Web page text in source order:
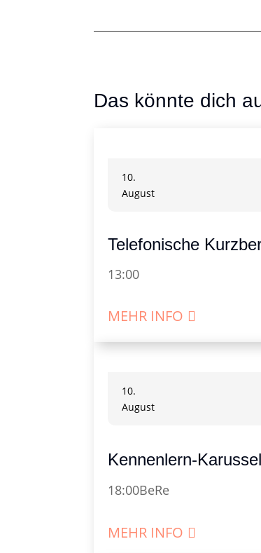
Das könnte dich
10.
August
Telefonische
13:00
MEHR INFO
10.
August
Kennenlern-
18:00BeRe
MEHR INFO